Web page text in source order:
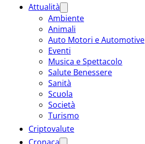
Attualità
Ambiente
Animali
Auto Motori e Automotive
Eventi
Musica e Spettacolo
Salute Benessere
Sanità
Scuola
Società
Turismo
Criptovalute
Cronaca